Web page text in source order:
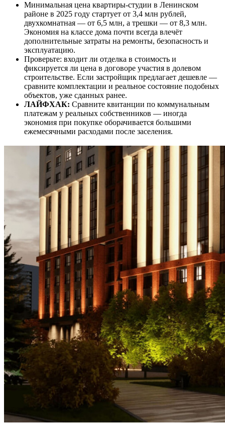
Минимальная цена квартиры-студии в Ленинском
районе в 2025 году стартует от 3,4 млн рублей,
двухкомнатная — от 6,5 млн, а трешки — от 8,3 млн.
Экономия на классе дома почти всегда влечёт
дополнительные затраты на ремонты, безопасность и
эксплуатацию.
Проверьте: входит ли отделка в стоимость и
фиксируется ли цена в договоре участия в долевом
строительстве. Если застройщик предлагает дешевле —
сравните комплектации и реальное состояние подобных
объектов, уже сданных ранее.
ЛАЙФХАК: Сравните квитанции по коммунальным
платежам у реальных собственников — иногда
экономия при покупке оборачивается большими
ежемесячными расходами после заселения.